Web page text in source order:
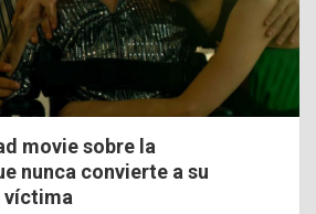
movie sobre la
nunca convierte a su
víctima